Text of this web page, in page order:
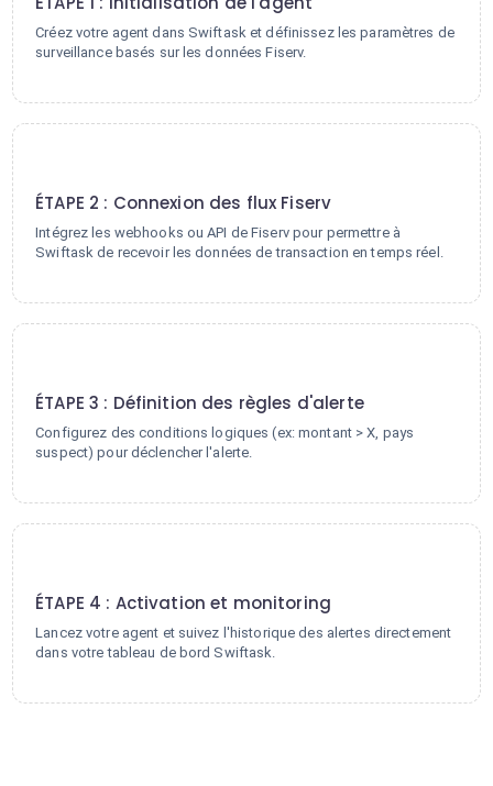
Créez votre agent dans Swiftask et définissez les paramètres de
surveillance basés sur les données Fiserv.
ÉTAPE 2 : Connexion des flux Fiserv
Intégrez les webhooks ou API de Fiserv pour permettre à
Swiftask de recevoir les données de transaction en temps réel.
ÉTAPE 3 : Définition des règles d'alerte
Configurez des conditions logiques (ex: montant > X, pays
suspect) pour déclencher l'alerte.
ÉTAPE 4 : Activation et monitoring
Lancez votre agent et suivez l'historique des alertes directement
dans votre tableau de bord Swiftask.